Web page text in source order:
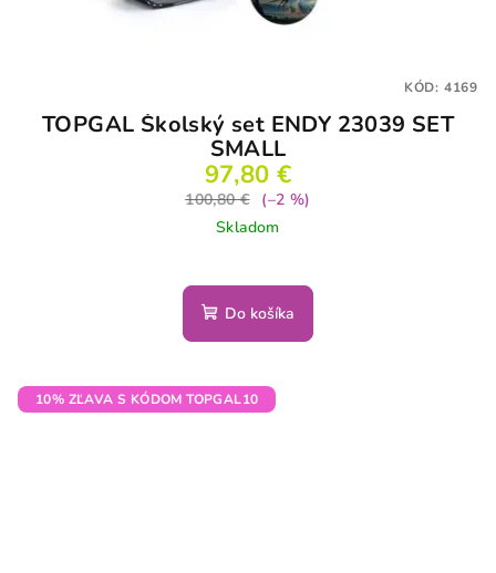
TOPGAL Školský set ENDY 23039 SET
SMALL
97,80 €
100,80 €
(–2 %)
Skladom
Do košíka
KÓD: 4169
10% ZĽAVA S KÓDOM TOPGAL10